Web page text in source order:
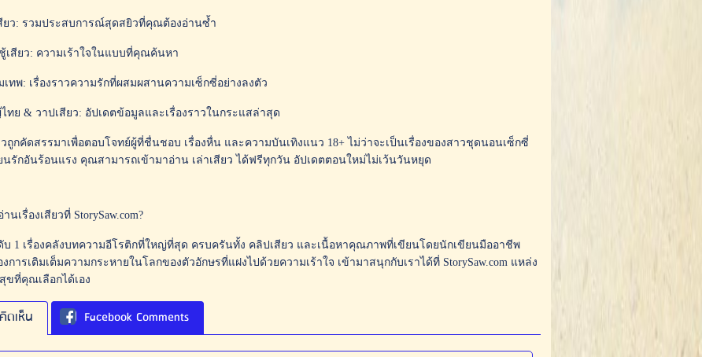
สียว: รวมประสบการณ์สุดสยิวที่คุณต้องอ่านซ้ำ
เสียว: ความเร้าใจในแบบที่คุณค้นหา
เทพ: เรื่องราวความรักที่ผสมผสานความเซ็กซี่อย่างลงตัว
ทย & วาปเสียว: อัปเดตข้อมูลและเรื่องราวในกระแสล่าสุด
วถูกคัดสรรมาเพื่อตอบโจทย์ผู้ที่ชื่นชอบ เรื่องหื่น และความบันเทิงแนว 18+ ไม่ว่าจะเป็นเรื่องของสาวชุดนอนเซ็กซี่
นรักอันร้อนแรง คุณสามารถเข้ามาอ่าน เล่าเสียว ได้ฟรีทุกวัน อัปเดตตอนใหม่ไม่เว้นวันหยุด
นเรื่องเสียวที่ StorySaw.com?
บ 1 เรื่องคลังบทความอีโรติกที่ใหญ่ที่สุด ครบครันทั้ง คลิปเสียว และเนื้อหาคุณภาพที่เขียนโดยนักเขียนมืออาชีพ
การเติมเต็มความกระหายในโลกของตัวอักษรที่แฝงไปด้วยความเร้าใจ เข้ามาสนุกกับเราได้ที่ StorySaw.com แหล่ง
ขที่คุณเลือกได้เอง
ดเห็น Facebook Comments